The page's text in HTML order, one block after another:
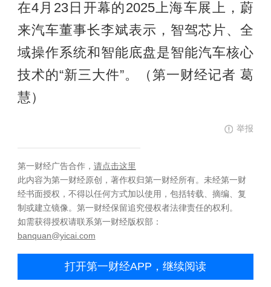
在4月23日开幕的2025上海车展上，蔚
来汽车董事长李斌表示，智驾芯片、全
域操作系统和智能底盘是智能汽车核心
技术的“新三大件”。（第一财经记者 葛
慧）
举报
第一财经广告合作， 请点击这里
此内容为第一财经原创，著作权归第一财经所有。未经第一财
经书面授权，不得以任何方式加以使用，包括转载、摘编、复
制或建立镜像。第一财经保留追究侵权者法律责任的权利。
如需获得授权请联系第一财经版权部：
banquan@yicai.com
打开第一财经APP，继续阅读